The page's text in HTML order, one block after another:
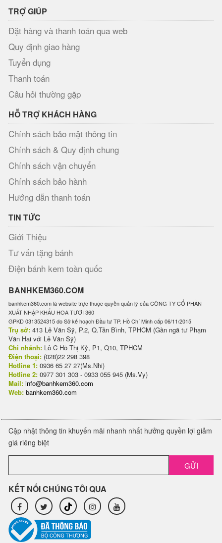
TRỢ GIÚP
Đặt hàng và thanh toán qua web
Quy định giao hàng
Tuyển dụng
Thanh toán
Câu hỏi thường gặp
HỖ TRỢ KHÁCH HÀNG
Chính sách bảo mật thông tin
Chính sách & Quy định chung
Chính sách vận chuyển
Chính sách bảo hành
Hướng dẫn thanh toán
TIN TỨC
Giới Thiệu
Tư vấn tặng bánh
Điện bánh kem toàn quốc
BANHKEM360.COM
banhkem360.com là website trực thuộc quyền quản lý của CÔNG TY CỔ PHẦN
XUẤT NHẬP KHẨU HOA TƯƠI 360
GPKD 0313524315 do Sở kế hoạch Đầu tư TP. Hồ Chí Minh cấp 06/11/2015
Trụ sở: 413 Lê Văn Sỹ, P.2, Q.Tân Bình, TPHCM (Gần ngã tư Phạm
Văn Hai với Lê Văn Sỹ)
Chi nhánh: Lô C Hồ Thị Kỷ, P1, Q10, TPHCM
Điện thoại: (028)22 298 398
Hotline 1: 0936 65 27 27(Ms.Nhi)
Hotline 2: 0977 301 303 - 0933 055 945 (Ms.Vy)
Mail: info@banhkem360.com
Web: banhkem360.com
Cập nhật thông tin khuyến mãi nhanh nhất hưởng quyền lợi giảm
giá riêng biệt
GỬI
KẾT NỐI CHÚNG TÔI QUA